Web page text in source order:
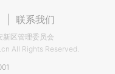
联系我们
新区管理委员会
All Rights Reserved.